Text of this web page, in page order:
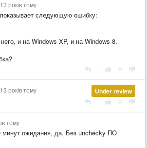
13 років тому
следующую ошибку:
и на Windows XP, и на Windows 8.
Under review
13 років тому
тому
минут ожидания, да. Без unchecky ПО